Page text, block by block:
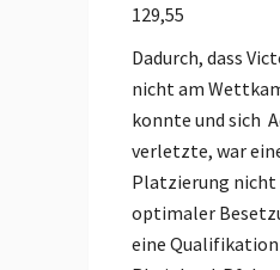
129,55
Dadurch, dass
nicht am
konnte und sich
verletzte, war
Platzierung nicht
optimaler
eine